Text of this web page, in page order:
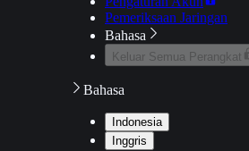
Pemeriksaan Jaringan
Bahasa
Keluar Semua Perangkat
Bahasa
Indonesia
Inggris